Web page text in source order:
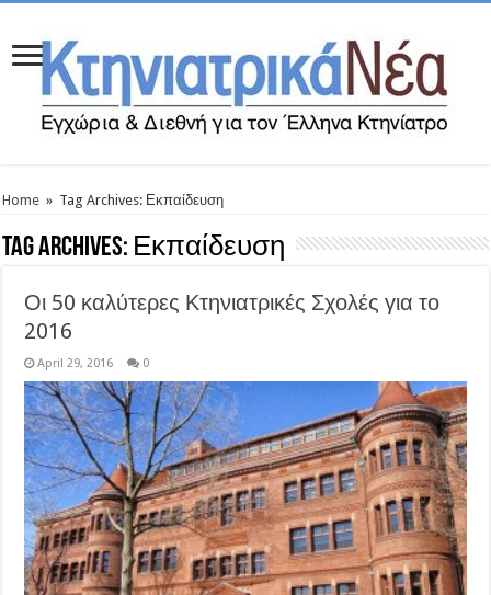
Home » Tag Archives: Εκπαίδευση
Tag Archives: Εκπαίδευση
Οι 50 καλύτερες Κτηνιατρικές Σχολές για το
2016
April 29, 2016 0